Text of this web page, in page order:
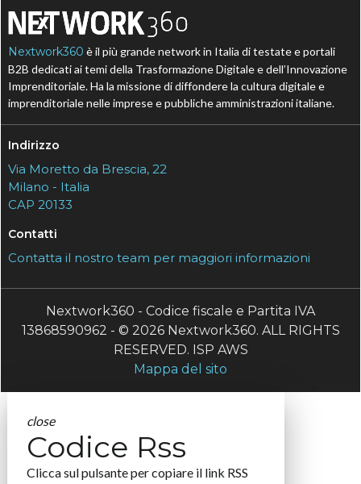
Nextwork360 è il più grande network in Italia di testate e portali
B2B dedicati ai temi della Trasformazione Digitale e dell’Innovazione
Imprenditoriale. Ha la missione di diffondere la cultura digitale e
imprenditoriale nelle imprese e pubbliche amministrazioni italiane.
Indirizzo
Via Moretto da Brescia, 22
Milano - Italia
CAP 20133
Contatti
Contatta il nostro team per maggiori informazioni
Nextwork360 - Codice fiscale e Partita IVA
13868590962 - © 2026 Nextwork360. ALL RIGHTS
RESERVED. ISP AWS
Mappa del sito
close
Codice Rss
Clicca sul pulsante per copiare il link RSS